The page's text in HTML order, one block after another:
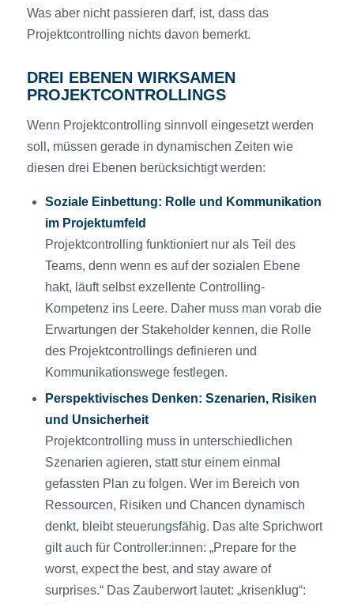
Was aber nicht passieren darf, ist, dass das
Projektcontrolling nichts davon bemerkt.
DREI EBENEN WIRKSAMEN
PROJEKTCONTROLLINGS
Wenn Projektcontrolling sinnvoll eingesetzt werden
soll, müssen gerade in dynamischen Zeiten wie
diesen drei Ebenen berücksichtigt werden:
Soziale Einbettung: Rolle und Kommunikation
im Projektumfeld
Projektcontrolling funktioniert nur als Teil des
Teams, denn wenn es auf der sozialen Ebene
hakt, läuft selbst exzellente Controlling-
Kompetenz ins Leere. Daher muss man vorab die
Erwartungen der Stakeholder kennen, die Rolle
des Projektcontrollings definieren und
Kommunikationswege festlegen.
Perspektivisches Denken: Szenarien, Risiken
und Unsicherheit
Projektcontrolling muss in unterschiedlichen
Szenarien agieren, statt stur einem einmal
gefassten Plan zu folgen. Wer im Bereich von
Ressourcen, Risiken und Chancen dynamisch
denkt, bleibt steuerungsfähig. Das alte Sprichwort
gilt auch für Controller:innen: „Prepare for the
worst, expect the best, and stay aware of
surprises.“ Das Zauberwort lautet: „krisenklug“: